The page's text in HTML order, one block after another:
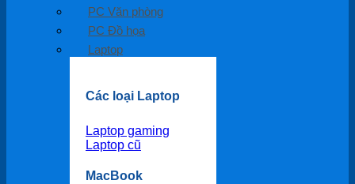
PC Văn phòng
PC Đồ họa
Laptop
Các loại Laptop
Laptop gaming
Laptop cũ
MacBook